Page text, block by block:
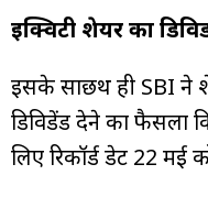
इक्विटी शेयर का
इसके साछथ ही SBI ने
डिविडेंड देने का फैसला
लिए रिकॉर्ड डेट 22